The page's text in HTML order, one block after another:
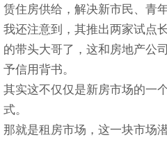
赁住房供给，解决新市民、青
我还注意到，其推出两家试点
的带头大哥了，这和房地产公
予信用背书。
其实这不仅仅是新房市场的一
式。
那就是租房市场，这一块市场